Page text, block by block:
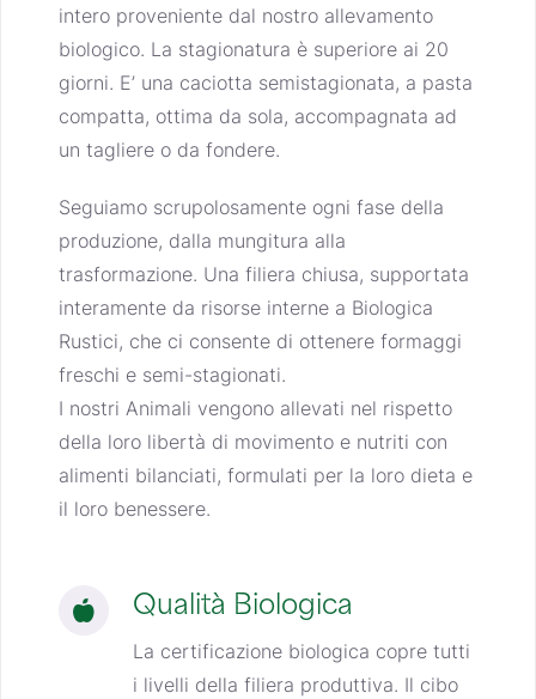
intero proveniente dal nostro allevamento
biologico. La stagionatura è superiore ai 20
giorni. E’ una caciotta semistagionata, a pasta
compatta, ottima da sola, accompagnata ad
un tagliere o da fondere.
Seguiamo scrupolosamente ogni fase della
produzione, dalla mungitura alla
trasformazione. Una filiera chiusa, supportata
interamente da risorse interne a Biologica
Rustici, che ci consente di ottenere formaggi
freschi e semi-stagionati.
I nostri Animali vengono allevati nel rispetto
della loro libertà di movimento e nutriti con
alimenti bilanciati, formulati per la loro dieta e
il loro benessere.
Qualità Biologica
La certificazione biologica copre tutti
i livelli della filiera produttiva. Il cibo